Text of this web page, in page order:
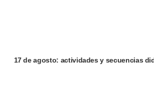
17 de agosto: actividades y secuencias